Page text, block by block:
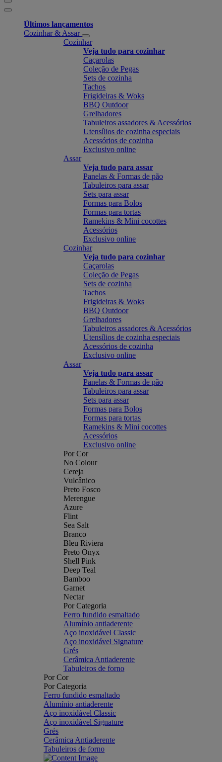
Últimos lançamentos
Cozinhar & Assar
Cozinhar
Veja tudo para cozinhar
Caçarolas
Coleção de Pegas
Sets de cozinha
Tachos
Frigideiras & Woks
BBQ Outdoor
Grelhadores
Tabuleiros assadores & Acessórios
Utensílios de cozinha especiais
Acessórios de cozinha
Exclusivo online
Assar
Veja tudo para assar
Panelas & Formas de pão
Tabuleiros para assar
Sets para assar
Formas para Bolos
Formas para tortas
Ramekins & Mini cocottes
Acessórios
Exclusivo online
Cozinhar
Veja tudo para cozinhar
Caçarolas
Coleção de Pegas
Sets de cozinha
Tachos
Frigideiras & Woks
BBQ Outdoor
Grelhadores
Tabuleiros assadores & Acessórios
Utensílios de cozinha especiais
Acessórios de cozinha
Exclusivo online
Assar
Veja tudo para assar
Panelas & Formas de pão
Tabuleiros para assar
Sets para assar
Formas para Bolos
Formas para tortas
Ramekins & Mini cocottes
Acessórios
Exclusivo online
Por Cor
No Colour
Cereja
Vulcânico
Preto Fosco
Merengue
Azure
Flint
Sea Salt
Branco
Bleu Riviera
Preto Onyx
Shell Pink
Deep Teal
Bamboo
Garnet
Nectar
Por Categoria
Ferro fundido esmaltado
Alumínio antiaderente
Aço inoxidável Classic
Aço inoxidável Signature
Grés
Cerâmica Antiaderente
Tabuleiros de forno
Por Cor
Por Categoria
Ferro fundido esmaltado
Alumínio antiaderente
Aço inoxidável Classic
Aço inoxidável Signature
Grés
Cerâmica Antiaderente
Tabuleiros de forno